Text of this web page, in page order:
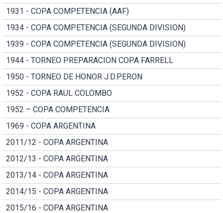
1931 - COPA COMPETENCIA (AAF)
1934 - COPA COMPETENCIA (SEGUNDA DIVISION)
1939 - COPA COMPETENCIA (SEGUNDA DIVISION)
1944 - TORNEO PREPARACION COPA FARRELL
1950 - TORNEO DE HONOR J.D.PERON
1952 - COPA RAUL COLOMBO
1952 – COPA COMPETENCIA
1969 - COPA ARGENTINA
2011/12 - COPA ARGENTINA
2012/13 - COPA ARGENTINA
2013/14 - COPA ARGENTINA
2014/15 - COPA ARGENTINA
2015/16 - COPA ARGENTINA